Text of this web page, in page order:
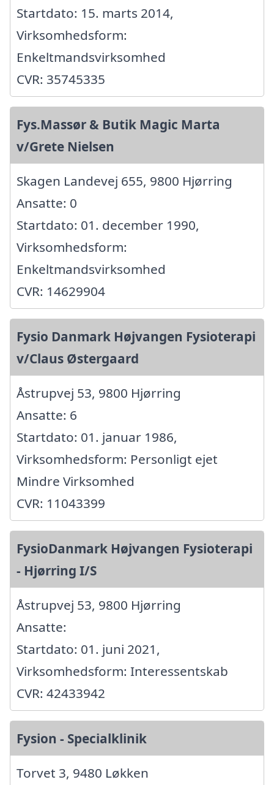
Startdato: 15. marts 2014,
Virksomhedsform:
Enkeltmandsvirksomhed
CVR: 35745335
Fys.Massør & Butik Magic Marta
v/Grete Nielsen
Skagen Landevej 655, 9800 Hjørring
Ansatte: 0
Startdato: 01. december 1990,
Virksomhedsform:
Enkeltmandsvirksomhed
CVR: 14629904
Fysio Danmark Højvangen Fysioterapi
v/Claus Østergaard
Åstrupvej 53, 9800 Hjørring
Ansatte: 6
Startdato: 01. januar 1986,
Virksomhedsform: Personligt ejet
Mindre Virksomhed
CVR: 11043399
FysioDanmark Højvangen Fysioterapi
- Hjørring I/S
Åstrupvej 53, 9800 Hjørring
Ansatte:
Startdato: 01. juni 2021,
Virksomhedsform: Interessentskab
CVR: 42433942
Fysion - Specialklinik
Torvet 3, 9480 Løkken